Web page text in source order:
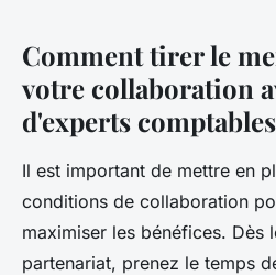
Comment tirer le
votre collaboration
d'experts
Il est important de mettre en
conditions de collaboration
maximiser les bénéfices. Dès
partenariat, prenez le temps